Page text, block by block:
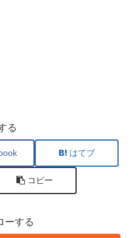
る
はてブ
コピー
ーする